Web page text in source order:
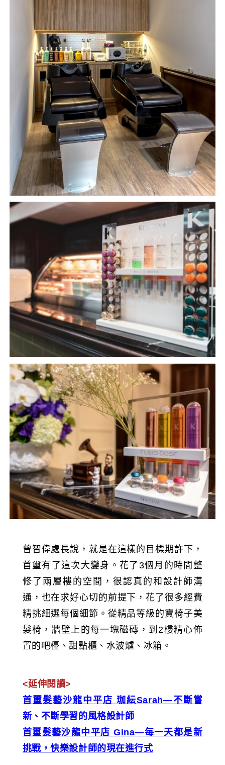
曾智偉處長說，就是在這樣的目標期許下，
首璽有了這次大變身。花了3個月的時間整
修了兩層樓的空間，很認真的和設計師溝
通，也在求好心切的前提下，花了很多經費
精挑細選每個細節。從精品等級的寶椅子美
髮椅，牆壁上的每一塊磁磚，到2樓精心佈
置的吧檯、甜點櫃、水波爐、冰箱。
<延伸閱讀>
首璽髮藝沙龍中平店 珈紜Sarah—不斷嘗
新、不斷學習的風格設計師
首璽髮藝沙龍中平店 Gina—每一天都是新
挑戰，快樂設計師的現在進行式